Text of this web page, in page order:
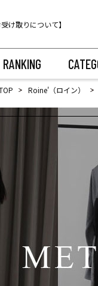
上のご注文で送料無料！
RANKING
Roine'（ロイン）